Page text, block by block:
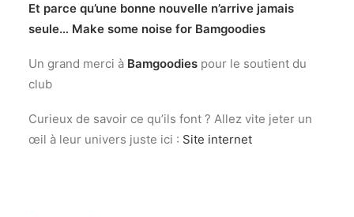
Et parce qu’une bonne nouvelle n’arrive jamais
seule… Make some noise for Bamgoodies
Un grand merci à Bamgoodies pour le soutient du
club
Curieux de savoir ce qu’ils font ? Allez vite jeter un
œil à leur univers juste ici : Site internet